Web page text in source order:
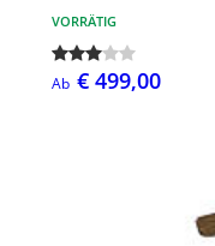
VORRÄTIG
Ab € 499,00